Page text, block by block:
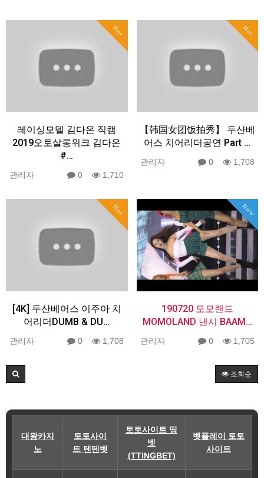
Hot
레이싱모델 김다온 직캠
2019오토살롱위크 김다온
#…
관리자 0 1,710
Hot
【韩国女团饭拍秀】 두산베
어스 치어리더공연 Part …
관리자 0 1,708
Hot
[4K] 두산베어스 이주아 치
어리더DUMB & DU…
관리자 0 1,708
Now
190720 모모랜드
MOMOLAND 낸시 BAAM…
관리자 0 1,705
조회순
대왕카지
노
토토사이
트 텐텐벳
토토사이트 띵
벳
(TTINGBET)
벳플레이 토토
사이트